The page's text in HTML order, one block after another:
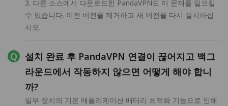
3. 다른 소스에서 다운로드한 PandaVPN도 이 문제를 일으킬
수 있습니다. 이전 버전을 제거하고 새 버전을 다시 설치하십
시오.
설치 완료 후 PandaVPN 연결이 끊어지고 백그
라운드에서 작동하지 않으면 어떻게 해야 합니
까?
일부 장치의 기본 애플리케이션 배터리 최적화 기능으로 인해